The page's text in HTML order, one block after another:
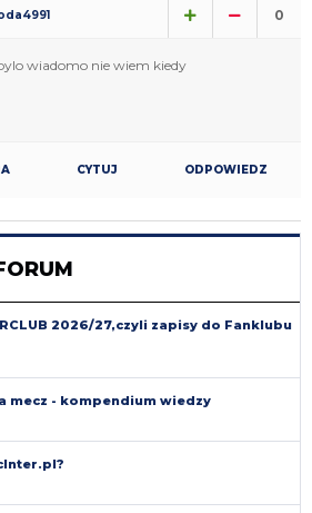
0
wiadomo nie wiem kiedy
CYTUJ ODPOWIEDZ
2026/27,czyli zapisy do Fanklubu
mecz - kompendium wiedzy